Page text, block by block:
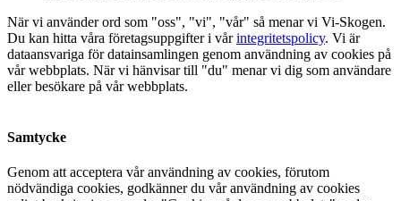
När vi använder ord som "oss", "vi", "vår" så menar vi Vi-Skogen.
Du kan hitta våra företagsuppgifter i vårintegritetspolicy. Vi är
dataansvariga för datainsamlingen genom användning av cookies på
vår webbplats. När vi hänvisar till "du" menar vi dig som användare
eller besökare på vår webbplats.
Samtycke
Genom att acceptera vår användning av cookies, förutom
nödvändiga cookies, godkänner du vår användning av cookies